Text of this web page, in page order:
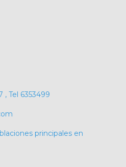
, Tel 6353499
principales en